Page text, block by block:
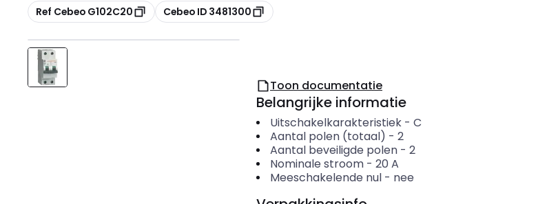
Kopiëren
Ref Cebeo G102C20 Kopiëren
Cebeo ID 3481300
Toon documentatie
Belangrijke informatie
Uitschakelkarakteristiek- C
Aantal polen (totaal) - 2
Aantal beveiligde polen- 2
Nominale stroom- 20 A
Meeschakelende nul- nee